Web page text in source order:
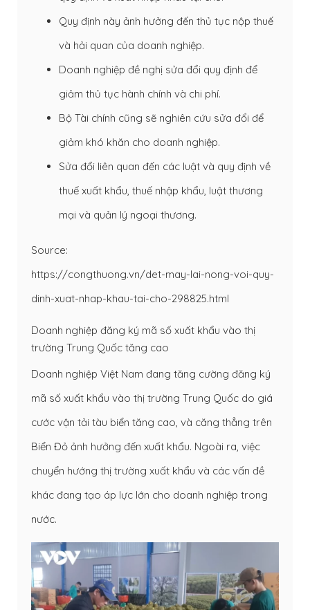
Quy định này ảnh hưởng đến thủ tục nộp thuế
và hải quan của doanh nghiệp.
Doanh nghiệp đề nghị sửa đổi quy định để
giảm thủ tục hành chính và chi phí.
Bộ Tài chính cũng sẽ nghiên cứu sửa đổi để
giảm khó khăn cho doanh nghiệp.
Sửa đổi liên quan đến các luật và quy định về
thuế xuất khẩu, thuế nhập khẩu, luật thương
mại và quản lý ngoại thương.
Source:
https://congthuong.vn/det-may-lai-nong-voi-quy-
dinh-xuat-nhap-khau-tai-cho-298825.html
Doanh nghiệp đăng ký mã số xuất khẩu vào thị
trường Trung Quốc tăng cao
Doanh nghiệp Việt Nam đang tăng cường đăng ký
mã số xuất khẩu vào thị trường Trung Quốc do giá
cước vận tải tàu biển tăng cao, và căng thẳng trên
Biển Đỏ ảnh hưởng đến xuất khẩu. Ngoài ra, việc
chuyển hướng thị trường xuất khẩu và các vấn đề
khác đang tạo áp lực lớn cho doanh nghiệp trong
nước.